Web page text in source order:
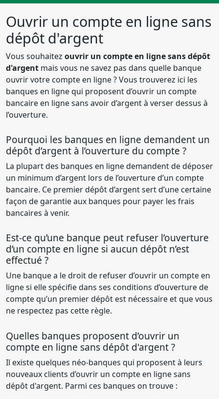
Ouvrir un compte en ligne sans
dépôt d'argent
Vous souhaitez ouvrir un compte en ligne sans dépôt
d'argent mais vous ne savez pas dans quelle banque
ouvrir votre compte en ligne ? Vous trouverez ici les
banques en ligne qui proposent d’ouvrir un compte
bancaire en ligne sans avoir d’argent à verser dessus à
l’ouverture.
Pourquoi les banques en ligne demandent un
dépôt d’argent à l’ouverture du compte ?
La plupart des banques en ligne demandent de déposer
un minimum d’argent lors de l’ouverture d’un compte
bancaire. Ce premier dépôt d’argent sert d’une certaine
façon de garantie aux banques pour payer les frais
bancaires à venir.
Est-ce qu’une banque peut refuser l’ouverture
d’un compte en ligne si aucun dépôt n’est
effectué ?
Une banque a le droit de refuser d’ouvrir un compte en
ligne si elle spécifie dans ses conditions d’ouverture de
compte qu’un premier dépôt est nécessaire et que vous
ne respectez pas cette règle.
Quelles banques proposent d’ouvrir un
compte en ligne sans dépôt d'argent ?
Il existe quelques néo-banques qui proposent à leurs
nouveaux clients d’ouvrir un compte en ligne sans
dépôt d'argent. Parmi ces banques on trouve :